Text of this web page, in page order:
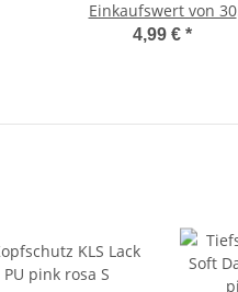
Einkaufswert von 30
Euro - Neon PVC
4,99 € *